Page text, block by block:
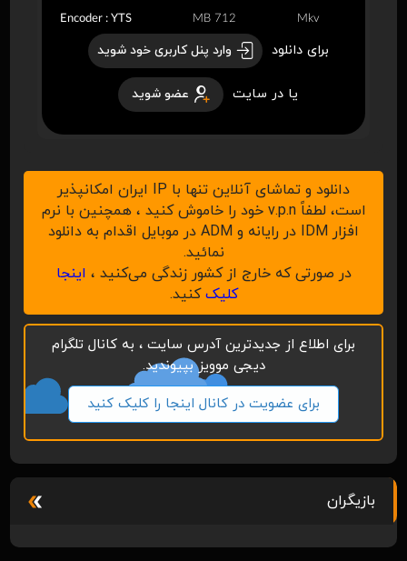
برای دانلود وارد پنل کاربری خود شوید
یا در سایت عضو شوید
Encoder : YTS 712 MB Mkv
دانلود و تماشای آنلاین تنها با IP ایران امکانپذیر
است، لطفاً v.p.n خود را خاموش کنید ، همچنین با نرم
افزار IDM در رایانه و ADM در موبایل اقدام به دانلود
نمائید.
در صورتی که خارج از کشور زندگی می‌کنید ، اینجا
کلیککنید.
برای اطلاع از جدیدترین آدرس سایت ، به کانال تلگرام
دیجی موویز بپیوندید.
برای عضویت در کانال اینجا را کلیک کنید
بازیگران